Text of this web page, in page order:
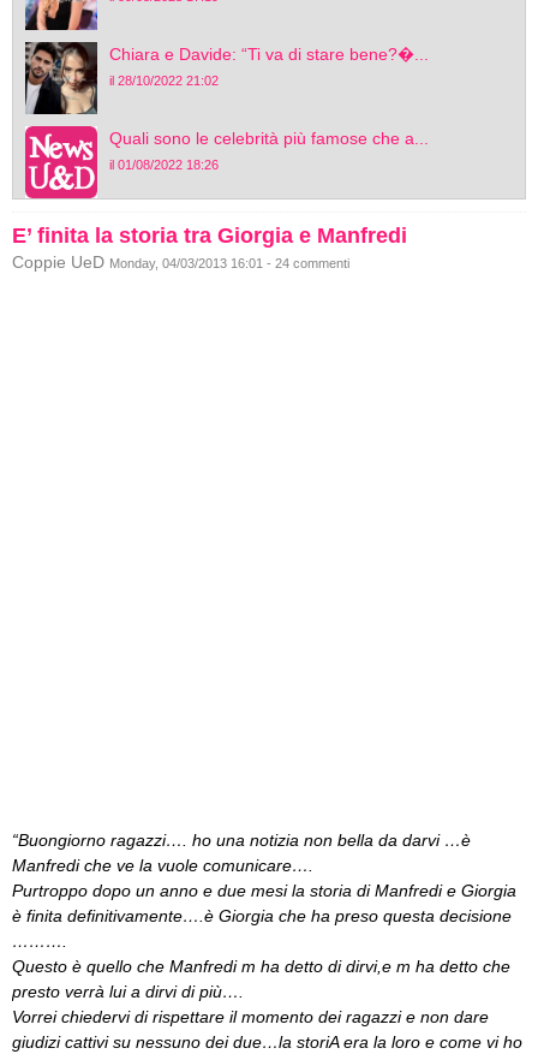
Chiara e Davide: “Ti va di stare bene?�...
il 28/10/2022 21:02
Quali sono le celebrità più famose che a...
il 01/08/2022 18:26
E’ finita la storia tra Giorgia e Manfredi
Coppie UeD Monday, 04/03/2013 16:01 - 24 commenti
“Buongiorno ragazzi…. ho una notizia non bella da darvi …è
Manfredi che ve la vuole comunicare….
Purtroppo dopo un anno e due mesi la storia di Manfredi e Giorgia
è finita definitivamente….è Giorgia che ha preso questa decisione
……….
Questo è quello che Manfredi m ha detto di dirvi,e m ha detto che
presto verrà lui a dirvi di più….
Vorrei chiedervi di rispettare il momento dei ragazzi e non dare
giudizi cattivi su nessuno dei due…la storiA era la loro e come vi ho